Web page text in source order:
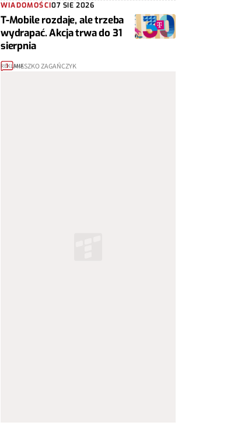
WIADOMOŚCI07 SIE 2026
T-Mobile rozdaje, ale trzeba
wydrapać. Akcja trwa do 31
sierpnia
1 MIESZKO ZAGAŃCZYK